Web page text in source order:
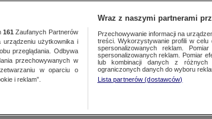
161 Zaufanych Partnerów
użytkownika i
przeglądania. Odbywa
przechowywanych w
w oparciu o
i reklam”.
Wraz z naszymi partnerami
Przechowywanie informacji na
treści. Wykorzystywanie profili w celu
spersonalizowanych reklam.
spersonalizowanych reklam. Pomiar
lub kombinacji danych z różnych
ograniczonych danych do wyboru
Lista partnerów (dostawców)